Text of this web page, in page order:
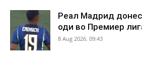
Реал Мадрид
оди во Премиер
8 Aug 2026. 09:43